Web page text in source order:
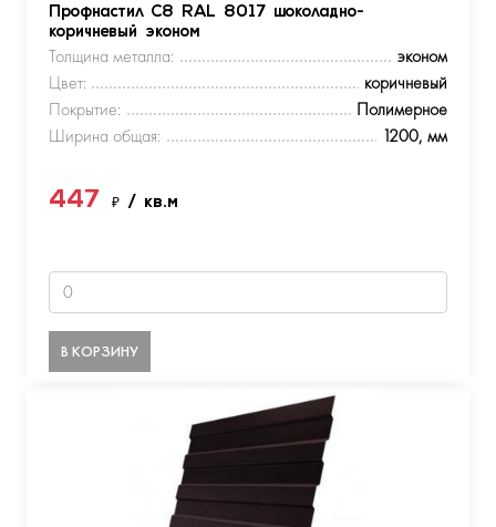
Профнастил С8 RAL 8017 шоколадно-
коричневый эконом
Толщина металла:
эконом
Цвет:
коричневый
Покрытие:
Полимерное
Ширина общая:
1200, мм
447 ₽ / кв.м
В КОРЗИНУ